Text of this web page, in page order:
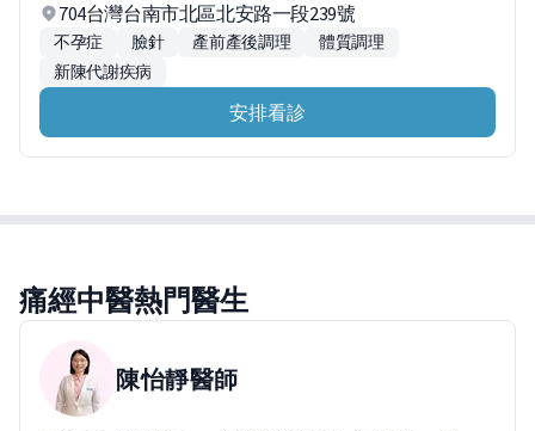
704台灣台南市北區北安路一段239號
不孕症 臉針 產前產後調理
體質調理
新陳代謝疾病
安排看診
痛經中醫熱門醫生
陳怡靜醫師